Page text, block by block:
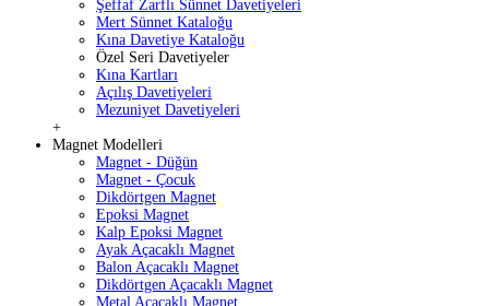
Şeffaf Zarflı Sünnet Davetiyeleri
Mert Sünnet Kataloğu
Kına Davetiye Kataloğu
Özel Seri Davetiyeler
Kına Kartları
Açılış Davetiyeleri
Mezuniyet Davetiyeleri
+
Magnet Modelleri
Magnet - Düğün
Magnet - Çocuk
Dikdörtgen Magnet
Epoksi Magnet
Kalp Epoksi Magnet
Ayak Açacaklı Magnet
Balon Açacaklı Magnet
Dikdörtgen Açacaklı Magnet
Metal Açacaklı Magnet